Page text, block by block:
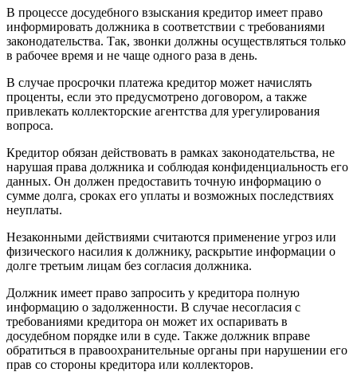
В процессе досудебного взыскания кредитор имеет право
информировать должника в соответствии с требованиями
законодательства. Так, звонки должны осуществляться только
в рабочее время и не чаще одного раза в день.
В случае просрочки платежа кредитор может начислять
проценты, если это предусмотрено договором, а также
привлекать коллекторские агентства для урегулирования
вопроса.
Кредитор обязан действовать в рамках законодательства, не
нарушая права должника и соблюдая конфиденциальность его
данных. Он должен предоставить точную информацию о
сумме долга, сроках его уплаты и возможных последствиях
неуплаты.
Незаконными действиями считаются применение угроз или
физического насилия к должнику, раскрытие информации о
долге третьим лицам без согласия должника.
Должник имеет право запросить у кредитора полную
информацию о задолженности. В случае несогласия с
требованиями кредитора он может их оспаривать в
досудебном порядке или в суде. Также должник вправе
обратиться в правоохранительные органы при нарушении его
прав со стороны кредитора или коллекторов.